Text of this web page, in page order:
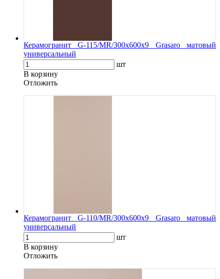
Керамогранит G-115/MR/300x600x9 Grasaro матовый
универсальный
шт
В корзину
Oтложить
Керамогранит G-110/MR/300x600x9 Grasaro матовый
универсальный
шт
В корзину
Oтложить